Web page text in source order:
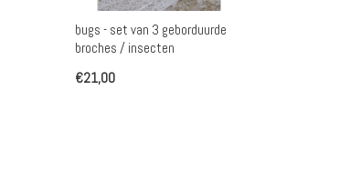
bugs - set van 3 geborduurde
broches / insecten
€21,00